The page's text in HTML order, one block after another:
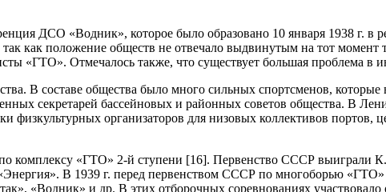
ДСО «Водник», которое было образовано 10 января 1938 г. в
как положение обществ не отвечало выдвинутым на тот момент
«ГТО». Отмечалось также, что существует большая проблема в
В составе общества было много сильных спортсменов,
секретарей бассейновых и районных советов общества. В
физкультурных организаторов для низовых коллективов портов,
комплексу «ГТО» 2-й ступени [16]. Первенство СССР выиграли
В 1939 г. перед первенством СССР по многоборью «ГТО»
«Водник» и др. В этих отборочных соревнованиях